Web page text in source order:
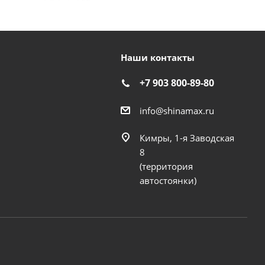
Наши контакты
+7 903 800-89-80
info@shinamax.ru
Кимры, 1-я Заводская
8
(территория
автостоянки)